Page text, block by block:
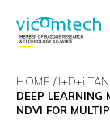
HOME I+D+i
DEEP LEARNING
NDVI FOR